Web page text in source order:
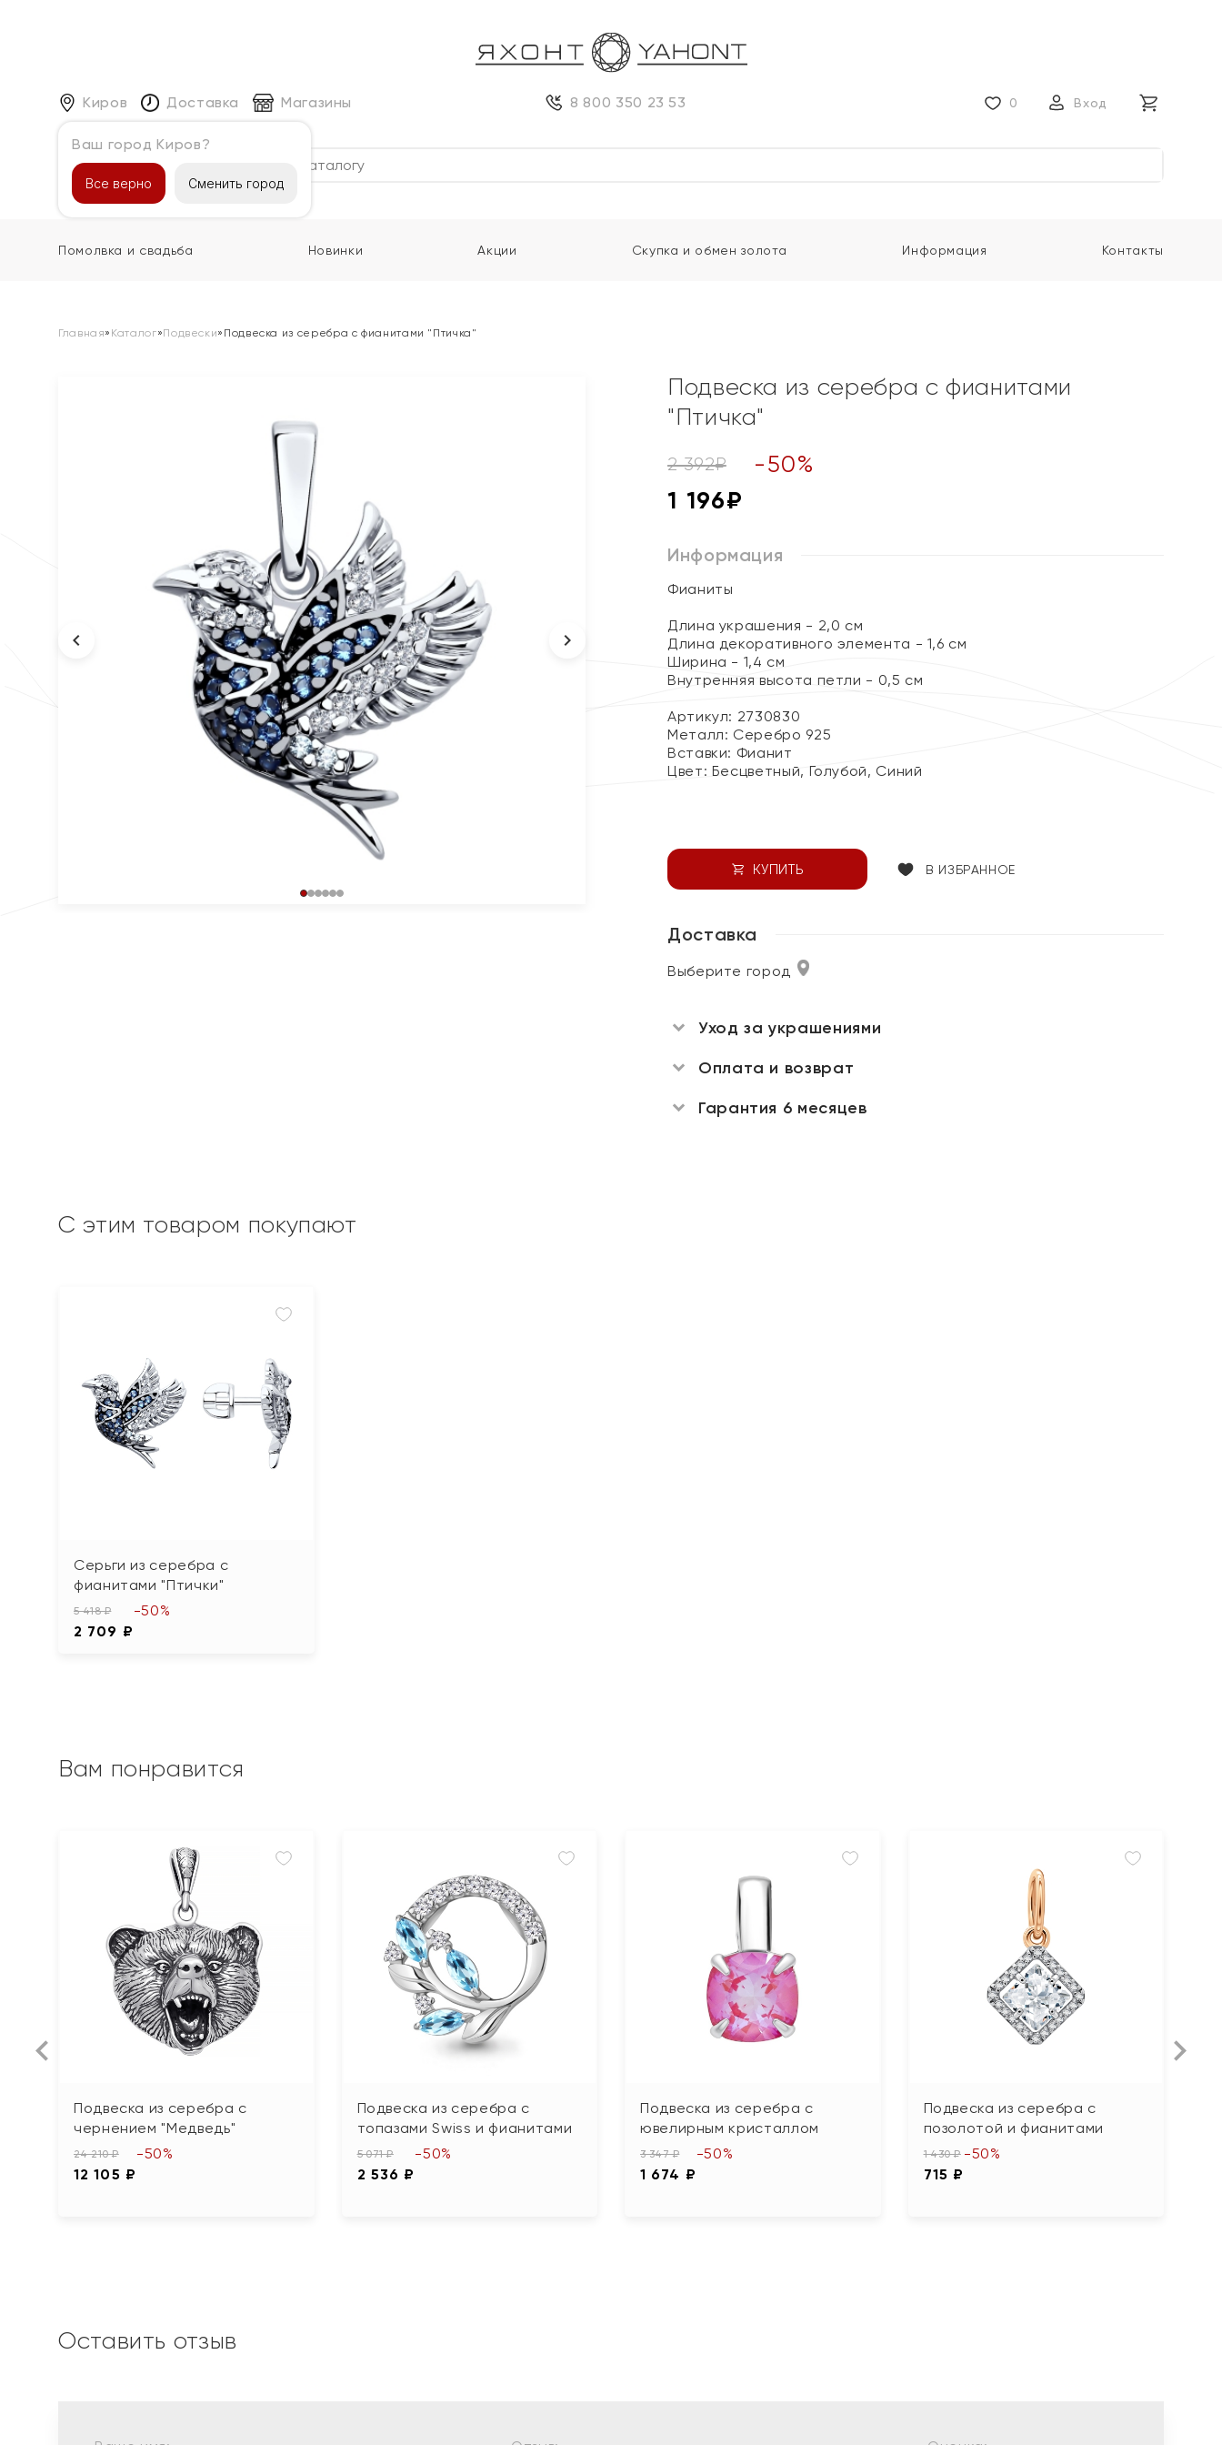
Киров
Ваш город Киров?
Все верно Сменить город
Доставка Магазины 8 800 350 23 53 0 Вход
Каталог
Помолвка и свадьба Новинки Акции Скупка и обмен золота Информация Контакты
Главная» Каталог»Подвески» Подвеска из серебра с фианитами "Птичка"
Подвеска из серебра с фианитами
"Птичка"
2 392₽ -50%
1 196₽
Информация
Фианиты
Длина украшения - 2,0 см
Длина декоративного элемента - 1,6 см
Ширина - 1,4 см
Внутренняя высота петли - 0,5 см
Артикул: 2730830
Металл: Серебро 925
Вставки: Фианит
Цвет: Бесцветный, Голубой, Синий
КУПИТЬ В ИЗБРАННОЕ
Доставка
Выберите город
Уход за украшениями
Оплата и возврат
Гарантия 6 месяцев
С этим товаром покупают
Серьги из серебра с
фианитами "Птички"
5 418 ₽
2 709 ₽
-50%
Вам понравится
Подвеска из серебра с
чернением "Медведь"
24 210 ₽
12 105 ₽
-50%
Подвеска из серебра с
топазами Swiss и фианитами
5 071 ₽
2 536 ₽
-50%
Подвеска из серебра с
ювелирным кристаллом
3 347 ₽
1 674 ₽
-50%
Подвеска из серебра с
позолотой и фианитами
1 430 ₽
715 ₽
-50%
Оставить отзыв